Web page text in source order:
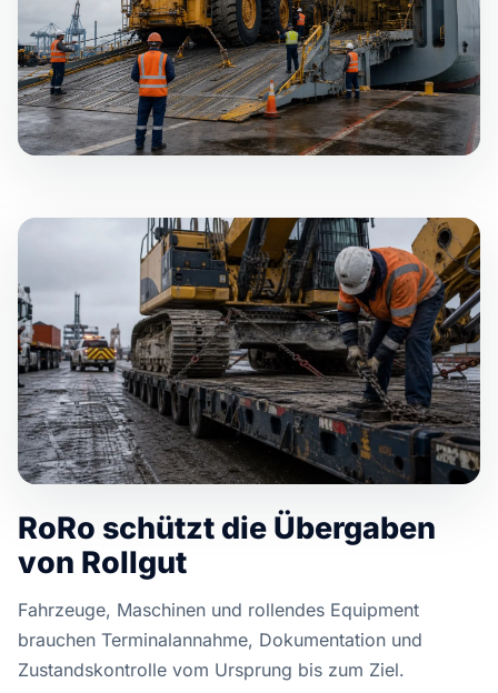
RoRo schützt die Übergaben
von Rollgut
Fahrzeuge, Maschinen und rollendes Equipment
brauchen Terminalannahme, Dokumentation und
Zustandskontrolle vom Ursprung bis zum Ziel.